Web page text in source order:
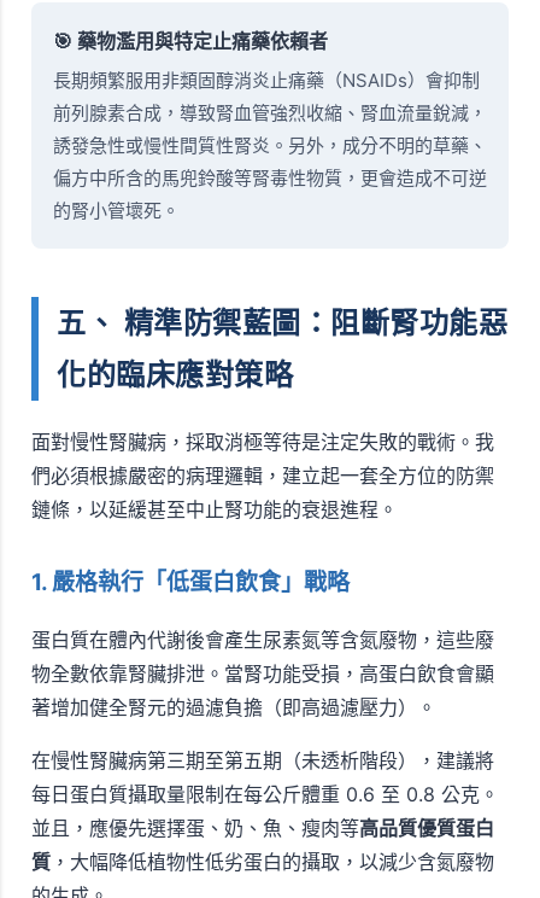
🎯 藥物濫用與特定止痛藥依賴者
長期頻繁服用非類固醇消炎止痛藥（NSAIDs）會抑制
前列腺素合成，導致腎血管強烈收縮、腎血流量銳減，
誘發急性或慢性間質性腎炎。另外，成分不明的草藥、
偏方中所含的馬兜鈴酸等腎毒性物質，更會造成不可逆
的腎小管壞死。
五、 精準防禦藍圖：阻斷腎功能惡
化的臨床應對策略
面對慢性腎臟病，採取消極等待是注定失敗的戰術。我
們必須根據嚴密的病理邏輯，建立起一套全方位的防禦
鏈條，以延緩甚至中止腎功能的衰退進程。
1. 嚴格執行「低蛋白飲食」戰略
蛋白質在體內代謝後會產生尿素氮等含氮廢物，這些廢
物全數依靠腎臟排泄。當腎功能受損，高蛋白飲食會顯
著增加健全腎元的過濾負擔（即高過濾壓力）。
在慢性腎臟病第三期至第五期（未透析階段），建議將
每日蛋白質攝取量限制在每公斤體重 0.6 至 0.8 公克。
並且，應優先選擇蛋、奶、魚、瘦肉等高品質優質蛋白
質 ，大幅降低植物性低劣蛋白的攝取，以減少含氮廢物